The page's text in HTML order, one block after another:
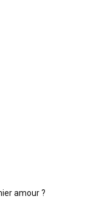
amour ?